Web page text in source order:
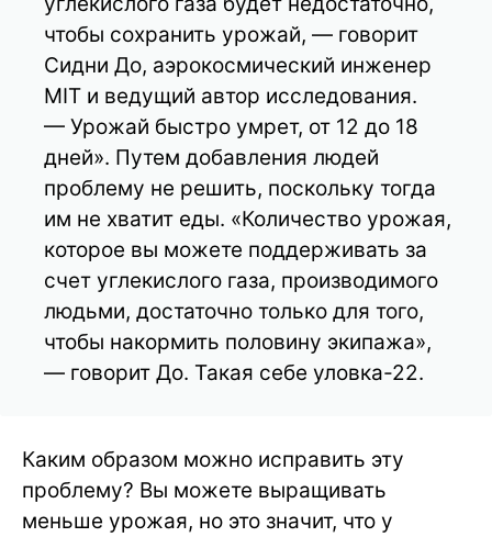
чтобы сохранить урожай, — говорит
Сидни До, аэрокосмический инженер
MIT и ведущий автор исследования.
— Урожай быстро умрет, от 12 до 18
дней». Путем добавления людей
проблему не решить, поскольку тогда
им не хватит еды. «Количество урожая,
которое вы можете поддерживать за
счет углекислого газа, производимого
людьми, достаточно только для того,
чтобы накормить половину экипажа»,
— говорит До. Такая себе уловка-22.
Каким образом можно исправить эту
проблему? Вы можете выращивать
меньше урожая, но это значит, что у